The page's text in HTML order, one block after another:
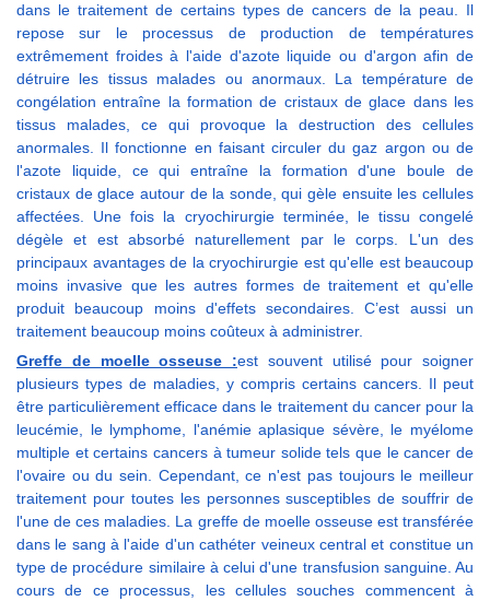
dans le traitement de certains types de cancers de la peau. Il
repose sur le processus de production de températures
extrêmement froides à l'aide d'azote liquide ou d'argon afin de
détruire les tissus malades ou anormaux. La température de
congélation entraîne la formation de cristaux de glace dans les
tissus malades, ce qui provoque la destruction des cellules
anormales. Il fonctionne en faisant circuler du gaz argon ou de
l'azote liquide, ce qui entraîne la formation d'une boule de
cristaux de glace autour de la sonde, qui gèle ensuite les cellules
affectées. Une fois la cryochirurgie terminée, le tissu congelé
dégèle et est absorbé naturellement par le corps. L'un des
principaux avantages de la cryochirurgie est qu'elle est beaucoup
moins invasive que les autres formes de traitement et qu'elle
produit beaucoup moins d'effets secondaires. C’est aussi un
traitement beaucoup moins coûteux à administrer.
Greffe de moelle osseuse :est souvent utilisé pour soigner
plusieurs types de maladies, y compris certains cancers. Il peut
être particulièrement efficace dans le traitement du cancer pour la
leucémie, le lymphome, l'anémie aplasique sévère, le myélome
multiple et certains cancers à tumeur solide tels que le cancer de
l'ovaire ou du sein. Cependant, ce n'est pas toujours le meilleur
traitement pour toutes les personnes susceptibles de souffrir de
l'une de ces maladies. La greffe de moelle osseuse est transférée
dans le sang à l'aide d'un cathéter veineux central et constitue un
type de procédure similaire à celui d'une transfusion sanguine. Au
cours de ce processus, les cellules souches commencent à